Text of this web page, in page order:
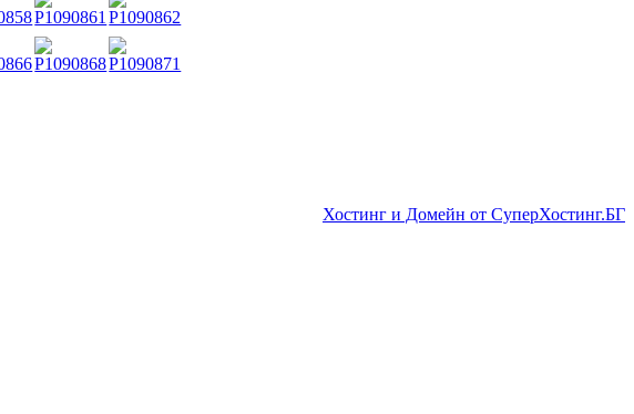
Хостинг и Домейн от СуперХостинг.БГ